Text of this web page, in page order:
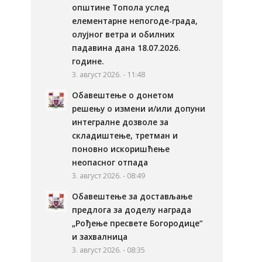
општине Топола услед
елементарне непогоде-града,
олујног ветра и обилних
падавина дана 18.07.2026.
године.
3. август 2026. - 11:48
Обавештење о донетом
решењу о измени и/или допуни
интегралне дозволе за
складиштење, третман и
поновно искоришћење
неопасног отпада
3. август 2026. - 08:49
Обавештење за достављање
предлога за доделу награда
„Рођење пресвете Богородице“
и захвалница
3. август 2026. - 08:35